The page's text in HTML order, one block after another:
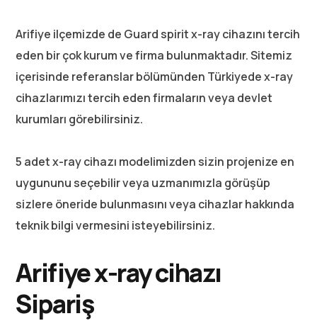
Arifiye ilçemizde de Guard spirit x-ray cihazını tercih
eden bir çok kurum ve firma bulunmaktadır. Sitemiz
içerisinde referanslar bölümünden Türkiyede x-ray
cihazlarımızı tercih eden firmaların veya devlet
kurumları görebilirsiniz.
5 adet x-ray cihazı modelimizden sizin projenize en
uygununu seçebilir veya uzmanımızla görüşüp
sizlere öneride bulunmasını veya cihazlar hakkında
teknik bilgi vermesini isteyebilirsiniz.
Arifiye x-ray cihazı
Sipariş